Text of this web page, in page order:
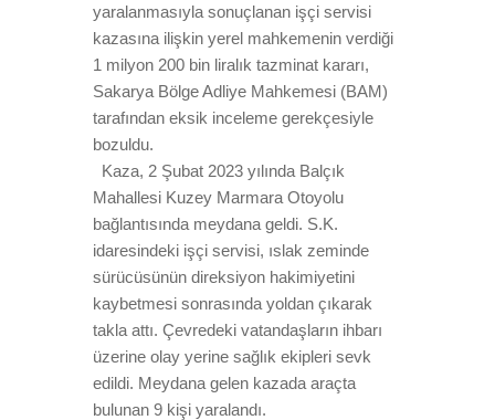
yaralanmasıyla sonuçlanan işçi servisi
kazasına ilişkin yerel mahkemenin verdiği
1 milyon 200 bin liralık tazminat kararı,
Sakarya Bölge Adliye Mahkemesi (BAM)
tarafından eksik inceleme gerekçesiyle
bozuldu.
Kaza, 2 Şubat 2023 yılında Balçık
Mahallesi Kuzey Marmara Otoyolu
bağlantısında meydana geldi. S.K.
idaresindeki işçi servisi, ıslak zeminde
sürücüsünün direksiyon hakimiyetini
kaybetmesi sonrasında yoldan çıkarak
takla attı. Çevredeki vatandaşların ihbarı
üzerine olay yerine sağlık ekipleri sevk
edildi. Meydana gelen kazada araçta
bulunan 9 kişi yaralandı.